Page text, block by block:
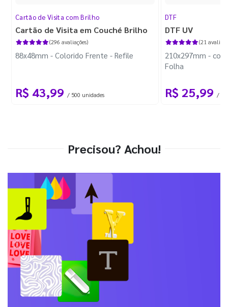
Cartão de Visita com Brilho
Cartão de Visita em Couché Brilho
(296 avaliações)
88x48mm - Colorido Frente - Refile
R$ 43,99 / 500 unidades
DTF
DTF UV
(21
210x297mm -
Folha
R$ 25,99 / 1
Precisou? Achou!